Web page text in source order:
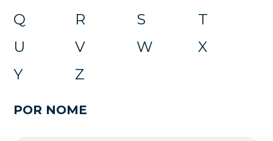
Q
R S
T
U
V W
X
Y
Z
POR NOME